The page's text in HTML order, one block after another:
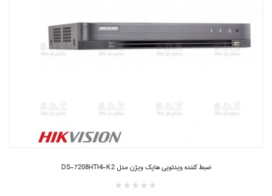
ضبط کننده ویدئویی هایک ویژن مدل DS-7208HTHI-K2